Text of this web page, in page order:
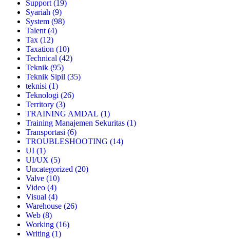
Support (19)
Syariah (9)
System (98)
Talent (4)
Tax (12)
Taxation (10)
Technical (42)
Teknik (95)
Teknik Sipil (35)
teknisi (1)
Teknologi (26)
Territory (3)
TRAINING AMDAL (1)
Training Manajemen Sekuritas (1)
Transportasi (6)
TROUBLESHOOTING (14)
UI (1)
UI/UX (5)
Uncategorized (20)
Valve (10)
Video (4)
Visual (4)
Warehouse (26)
Web (8)
Working (16)
Writing (1)